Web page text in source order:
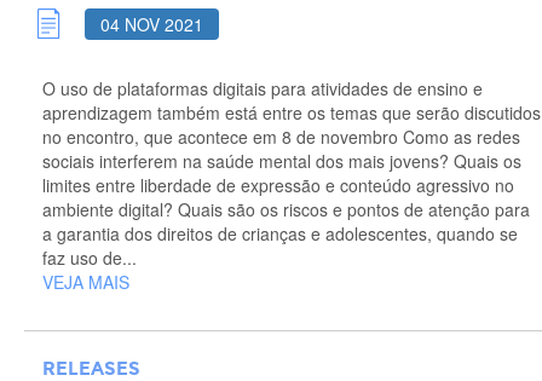
04 NOV 2021
O uso de plataformas digitais para atividades de ensino e
aprendizagem também está entre os temas que serão discutidos
no encontro, que acontece em 8 de novembro Como as redes
sociais interferem na saúde mental dos mais jovens? Quais os
limites entre liberdade de expressão e conteúdo agressivo no
ambiente digital? Quais são os riscos e pontos de atenção para
a garantia dos direitos de crianças e adolescentes, quando se
faz uso de...
VEJA MAIS
RELEASES